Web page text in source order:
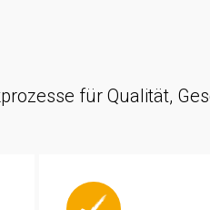
für Qualität,